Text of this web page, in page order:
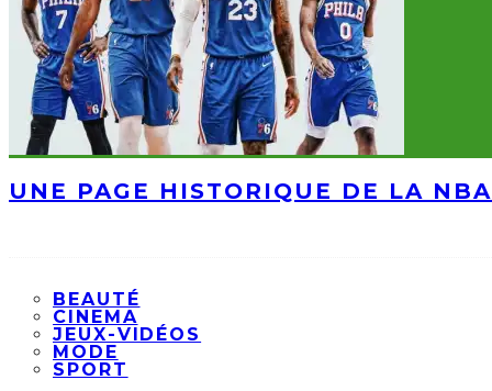
UNE PAGE HISTORIQUE DE LA
BEAUTÉ
CINEMA
JEUX-VIDÉOS
MODE
SPORT